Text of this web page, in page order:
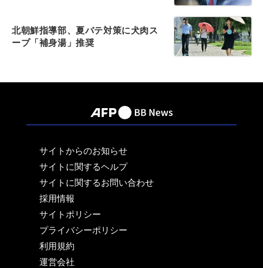
北朝鮮指導部、夏バテ対策に犬肉ス
ープ「補身湯」推奨
サイトからのお知らせ
サイトに関するヘルプ
サイトに関するお問い合わせ
採用情報
サイトポリシー
プライバシーポリシー
利用規約
運営会社